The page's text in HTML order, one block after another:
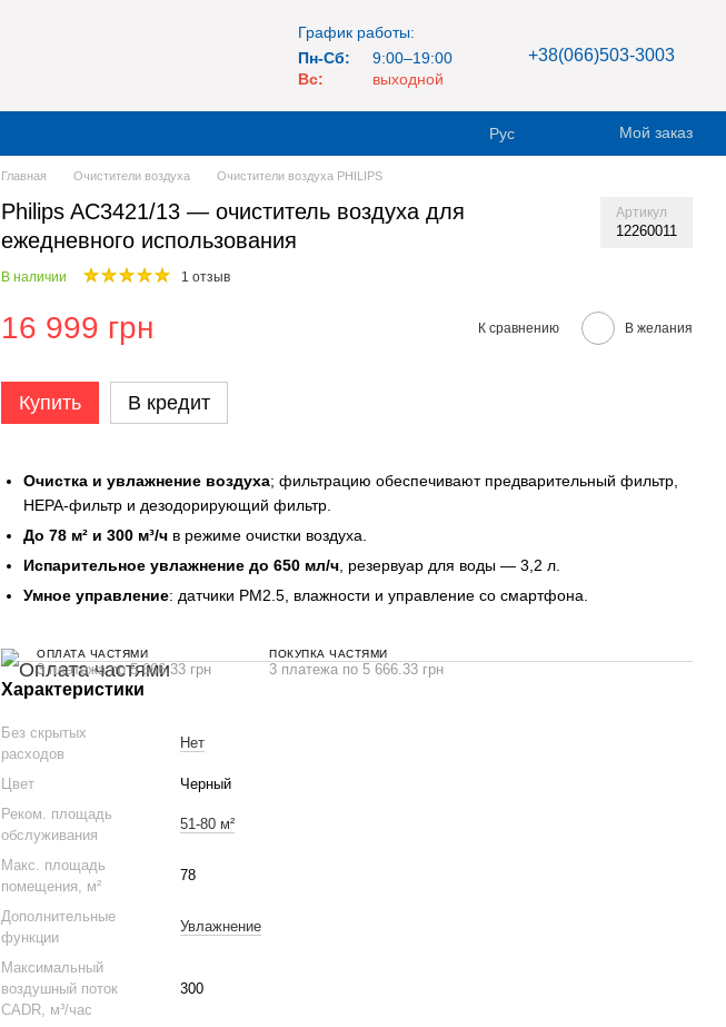
График работы:
Пн-Сб:
9:00–19:00
Вс:
выходной
+38(066)503-3003
Рус Мой заказ
Главная Очистители воздуха Очистители воздуха PHILIPS
Philips AC3421/13 — очиститель воздуха для
ежедневного использования
Артикул
12260011
В наличии 1 отзыв
16 999 грн К сравнению В желания
Купить В кредит
Очистка и увлажнение воздуха; фильтрацию обеспечивают предварительный фильтр,
HEPA-фильтр и дезодорирующий фильтр.
До 78 м² и 300 м³/ч в режиме очистки воздуха.
Испарительное увлажнение до 650 мл/ч , резервуар для воды — 3,2 л.
Умное управление: датчики PM2.5, влажности и управление со смартфона.
ОПЛАТА ЧАСТЯМИ
3 платежа по 5 666.33 грн
ПОКУПКА ЧАСТЯМИ
3 платежа по 5 666.33 грн
Характеристики
Без скрытых
расходов
Нет
Цвет
Черный
Реком. площадь
обслуживания
51-80 м²
Макс. площадь
помещения, м²
78
Дополнительные
функции
Увлажнение
Максимальный
воздушный поток
CADR, м³/час
300